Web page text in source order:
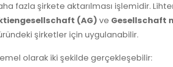
fazla şirkete aktarılması işlemidir.
(AG) ve Gesellschaft
şirketler için uygulanabilir.
olarak iki şekilde gerçekleşebilir: